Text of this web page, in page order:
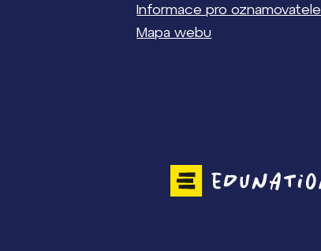
Informace pro oznamovatele
Mapa webu